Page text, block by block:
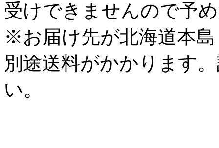
受けできませんので予
※お届け先が北海道本
別途送料がかかります
い。